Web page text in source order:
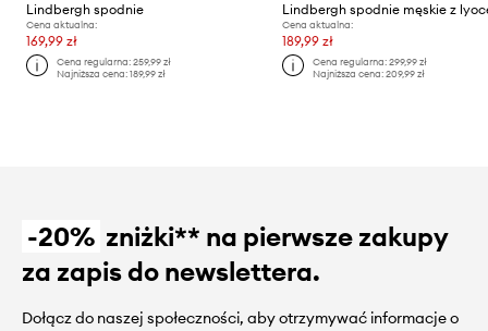
Lindbergh spodnie
Cena aktualna:
169,99 zł
Cena regularna:259,99 zł
Najniższa cena:189,99 zł
Lindbergh spodnie męskie z
Cena aktualna:
189,99 zł
Cena regularna: 299,99 zł
Najniższa cena: 209,99 zł
-20% zniżki** na pierwsze zakupy
za zapis do newslettera.
Dołącz do naszej społeczności, aby otrzymywać informacje o